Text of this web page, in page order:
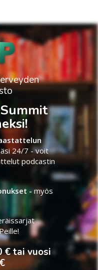
24/7 - voit
podcastin
-myös
€ tai vuosi